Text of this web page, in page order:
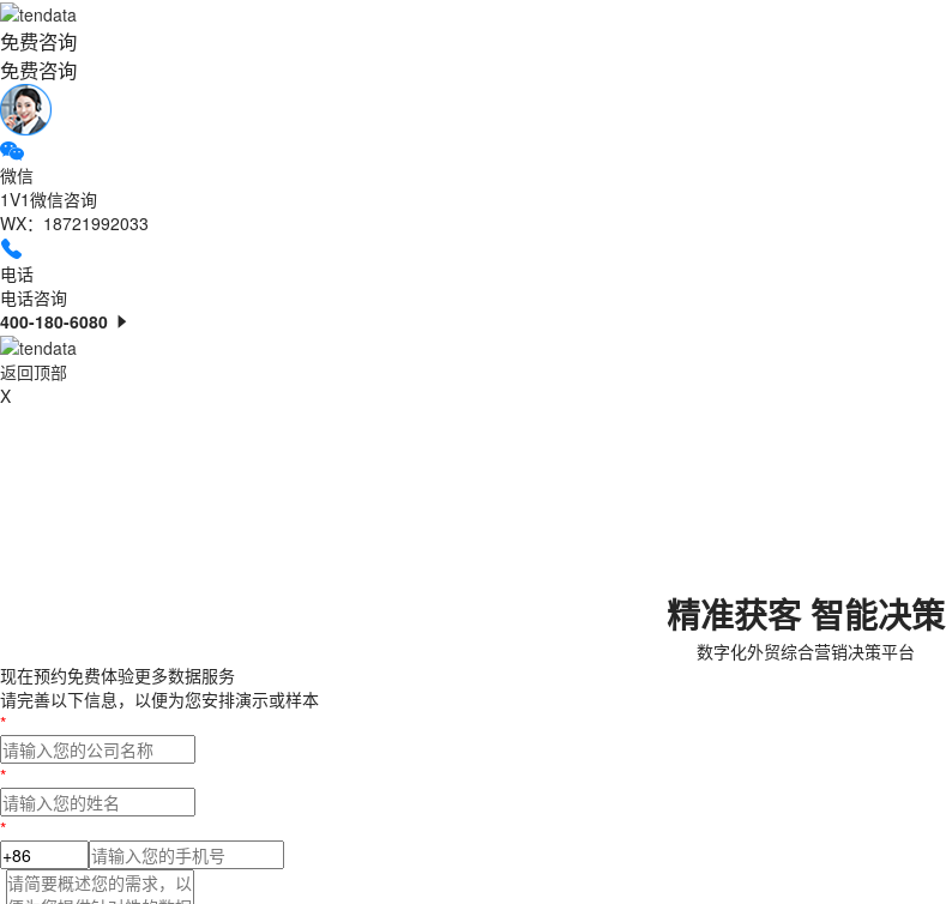
免费咨询
免费咨询
微信
1V1微信咨询
WX：18721992033
电话
电话咨询
400-180-6080
返回顶部
X
精准获客 智能决策
数字化外贸综合营销决策平台
现在预约免费体验更多数据服务
请完善以下信息，以便为您安排演示或样本
*
*
*